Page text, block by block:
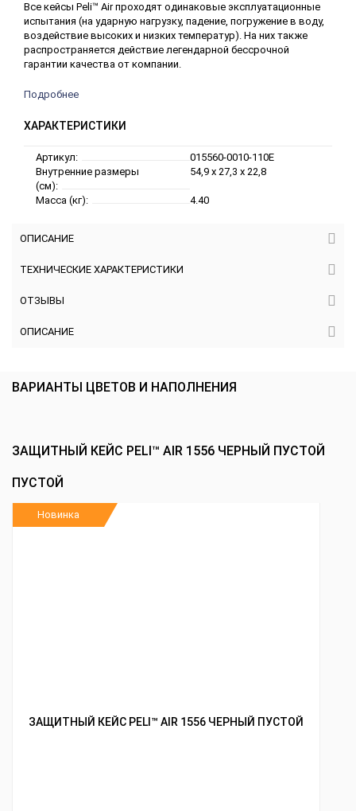
Все кейсы Peli™ Air проходят одинаковые эксплуатационные
испытания (на ударную нагрузку, падение, погружение в воду,
воздействие высоких и низких температур). На них также
распространяется действие легендарной бессрочной
гарантии качества от компании.
Подробнее
ХАРАКТЕРИСТИКИ
Артикул:
015560-0010-110E
Внутренние размеры
(см):
54,9 x 27,3 x 22,8
Масса (кг): 4.40
ОПИСАНИЕ
ТЕХНИЧЕСКИЕ ХАРАКТЕРИСТИКИ
ОТЗЫВЫ
ОПИСАНИЕ
ВАРИАНТЫ ЦВЕТОВ И НАПОЛНЕНИЯ
ЗАЩИТНЫЙ КЕЙС PELI™ AIR 1556 ЧЕРНЫЙ ПУСТОЙ
ПУСТОЙ
ЗАЩИТНЫЙ КЕЙС PELI™ AIR 1556 ЧЕРНЫЙ ПУСТОЙ
Новинка